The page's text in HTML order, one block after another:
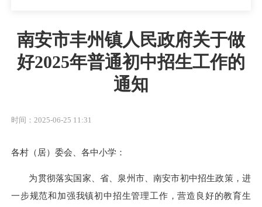
南安市丰州镇人民政府关于做
好2025年普通初中招生工作的
通知
时间：2025-06-25 11:31
各村（居）委会、各中小学：
为贯彻落实国家、省、泉州市、南安市初中招生政策，进
一步规范和加强我镇初中招生管理工作，营造良好的教育生